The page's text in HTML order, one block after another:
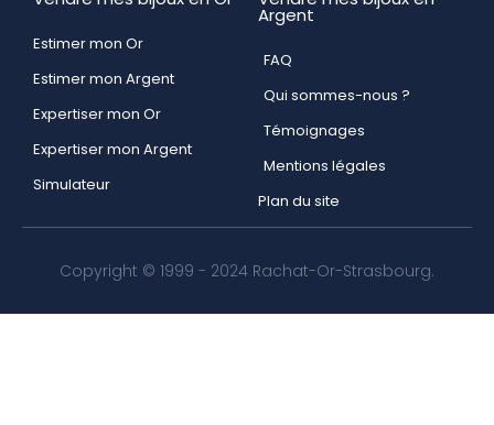
Estimer mon Or
Estimer mon Argent
Expertiser mon Or
Expertiser mon Argent
Simulateur
Argent
FAQ
Qui sommes-nous ?
Témoignages
Mentions légales
Plan du site
Copyright © 1999 - 2024 Rachat-Or-Strasbourg.